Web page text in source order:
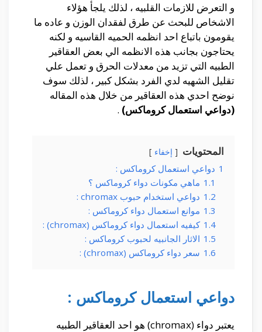
و التعرض للازمات القلبيه ، لذلك يلجأ هؤلاء
الاشخاص للبحث عن طرق لفقدان الوزن و عاده ما
يقومون باتباع احد انظمه الحميه القاسيه و لكنه
يحتاجون بجانب هذه الانظمه الي بعض العقاقير
الطبيه التي تزيد من معدلات الحرق و تعمل علي
تقليل الشهيه لدي الفرد بشكل كبير ، لذلك سوف
نوضح احدي هذه العقاقير من خلال هذه المقاله
(دواعي استعمال كروماكس) .
المحتويات إخفاء
1 دواعي استعمال كروماكس :
1.1 ماهي مكونات دواء كروماكس ؟
1.2 دواعي استخدام حبوب chromax :
1.3 موانع استعمال دواء كروماكس :
1.4 كيفيه استعمال دواء كروماكس (chromax) :
1.5 الاثار الجانبيه لحبوب كروماكس :
1.6 سعر دواء كروماكس (chromax) :
دواعي استعمال كروماكس :
يعتبر دواء (chromax) هو احد العقاقير الطبيه